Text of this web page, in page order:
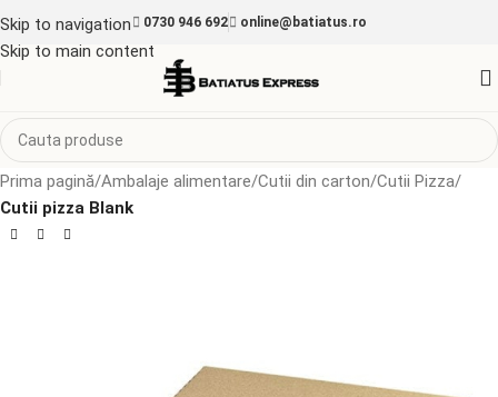
Skip to navigation
Skip to main content
0730 946 692 online@batiatus.ro
Prima pagină Ambalaje alimentare Cutii din carton Cutii Pizza
Cutii pizza Blank